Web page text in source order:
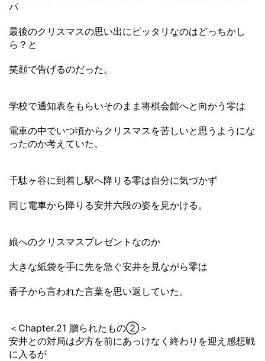
パ
最後のクリスマスの思い出にピッタリなのはどっちかし
ら？と
笑顔で告げるのだった。
学校で通知表をもらいそのまま将棋会館へと向かう零は
電車の中でいつ頃からクリスマスを苦しいと思うようにな
ったのか考えていた。
千駄ヶ谷に到着し駅へ降りる零は自分に気づかず
同じ電車から降りる安井六段の姿を見かける。
娘へのクリスマスプレゼントなのか
大きな紙袋を手に先を急ぐ安井を見ながら零は
香子から言われた言葉を思い返していた。
＜Chapter.21 贈られたもの➁＞
安井との対局は夕方を前にあっけなく終わりを迎え感想戦
に入るが